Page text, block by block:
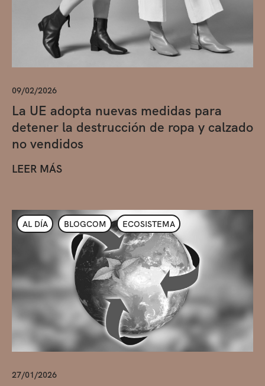
09/02/2026
La UE adopta nuevas medidas para
detener la destrucción de ropa y calzado
no vendidos
LEER MÁS
AL DÍA BLOGCOM ECOSISTEMA
27/01/2026